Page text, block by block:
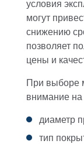
условия
могут
снижению
позволяет
цены и
При выборе
внимание
диаметр
тип